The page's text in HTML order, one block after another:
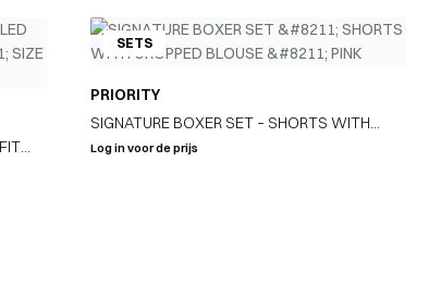
SETS
PRIORITY
SIGNATURE BOXER SET – SHORTS WITH
CROPPED BLOUSE – PINK
Log in voor de prijs